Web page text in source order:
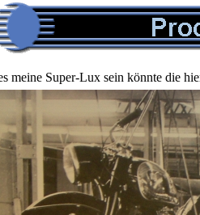
meine Super-Lux sein könnte die